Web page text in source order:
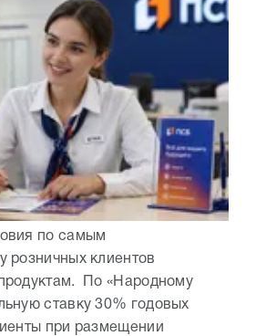
по самым
розничных клиентов
По «Народному
ставку 30% годовых
при размещении